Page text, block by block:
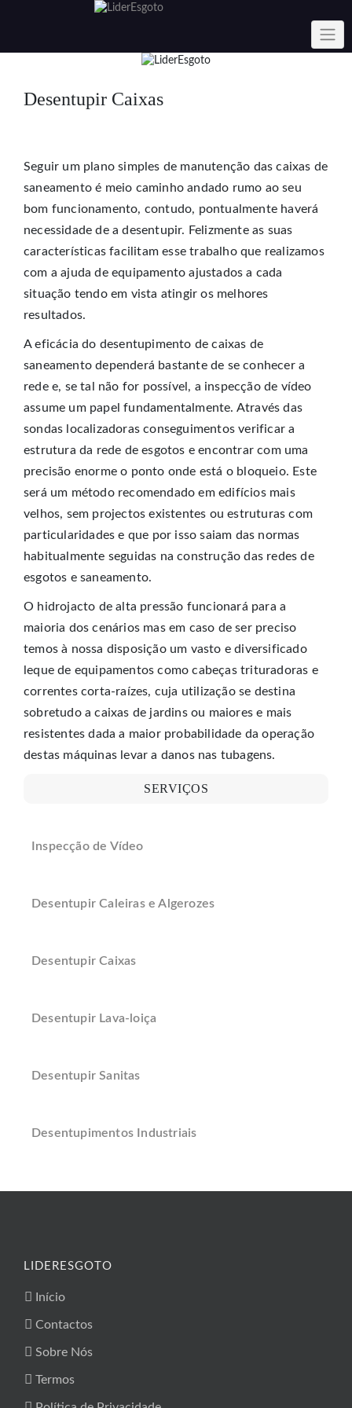
Desentupir Caixas
Seguir um plano simples de manutenção das caixas de
saneamento é meio caminho andado rumo ao seu
bom funcionamento, contudo, pontualmente haverá
necessidade de a desentupir. Felizmente as suas
características facilitam esse trabalho que realizamos
com a ajuda de equipamento ajustados a cada
situação tendo em vista atingir os melhores
resultados.
A eficácia do desentupimento de caixas de
saneamento dependerá bastante de se conhecer a
rede e, se tal não for possível, a inspecção de vídeo
assume um papel fundamentalmente. Através das
sondas localizadoras conseguimentos verificar a
estrutura da rede de esgotos e encontrar com uma
precisão enorme o ponto onde está o bloqueio. Este
será um método recomendado em edifícios mais
velhos, sem projectos existentes ou estruturas com
particularidades e que por isso saiam das normas
habitualmente seguidas na construção das redes de
esgotos e saneamento.
O hidrojacto de alta pressão funcionará para a
maioria dos cenários mas em caso de ser preciso
temos à nossa disposição um vasto e diversificado
leque de equipamentos como cabeças trituradoras e
correntes corta-raízes, cuja utilização se destina
sobretudo a caixas de jardins ou maiores e mais
resistentes dada a maior probabilidade da operação
destas máquinas levar a danos nas tubagens.
SERVIÇOS
Inspecção de Vídeo
Desentupir Caleiras e Algerozes
Desentupir Caixas
Desentupir Lava-loiça
Desentupir Sanitas
Desentupimentos Industriais
LIDERESGOTO
Início
Contactos
Sobre Nós
Termos